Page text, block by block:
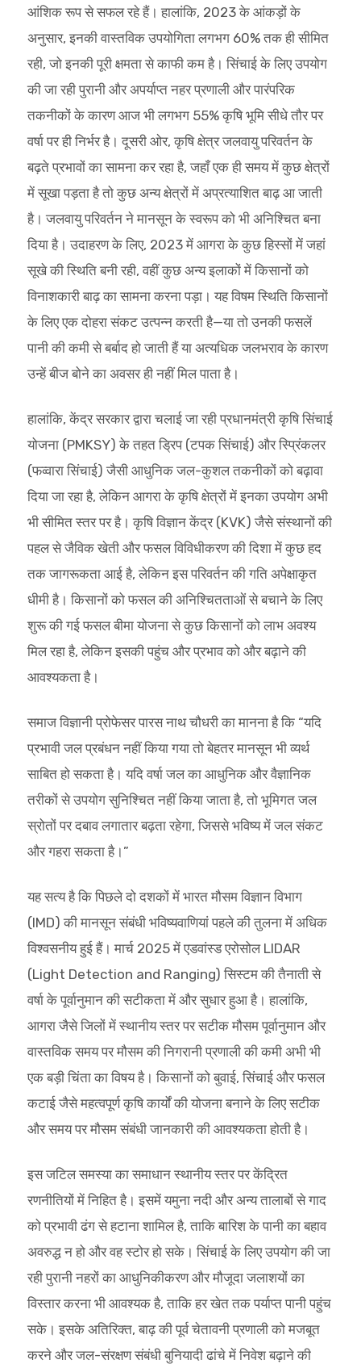
आंशिक रूप से सफल रहे हैं। हालांकि, 2023 के आंकड़ों के
अनुसार, इनकी वास्तविक उपयोगिता लगभग 60% तक ही सीमित
रही, जो इनकी पूरी क्षमता से काफी कम है। सिंचाई के लिए उपयोग
की जा रही पुरानी और अपर्याप्त नहर प्रणाली और पारंपरिक
तकनीकों के कारण आज भी लगभग 55% कृषि भूमि सीधे तौर पर
वर्षा पर ही निर्भर है। दूसरी ओर, कृषि क्षेत्र जलवायु परिवर्तन के
बढ़ते प्रभावों का सामना कर रहा है, जहाँ एक ही समय में कुछ क्षेत्रों
में सूखा पड़ता है तो कुछ अन्य क्षेत्रों में अप्रत्याशित बाढ़ आ जाती
है। जलवायु परिवर्तन ने मानसून के स्वरूप को भी अनिश्चित बना
दिया है। उदाहरण के लिए, 2023 में आगरा के कुछ हिस्सों में जहां
सूखे की स्थिति बनी रही, वहीं कुछ अन्य इलाकों में किसानों को
विनाशकारी बाढ़ का सामना करना पड़ा। यह विषम स्थिति किसानों
के लिए एक दोहरा संकट उत्पन्न करती है—या तो उनकी फसलें
पानी की कमी से बर्बाद हो जाती हैं या अत्यधिक जलभराव के कारण
उन्हें बीज बोने का अवसर ही नहीं मिल पाता है।
हालांकि, केंद्र सरकार द्वारा चलाई जा रही प्रधानमंत्री कृषि सिंचाई
योजना (PMKSY) के तहत ड्रिप (टपक सिंचाई) और स्प्रिंकलर
(फव्वारा सिंचाई) जैसी आधुनिक जल-कुशल तकनीकों को बढ़ावा
दिया जा रहा है, लेकिन आगरा के कृषि क्षेत्रों में इनका उपयोग अभी
भी सीमित स्तर पर है। कृषि विज्ञान केंद्र (KVK) जैसे संस्थानों की
पहल से जैविक खेती और फसल विविधीकरण की दिशा में कुछ हद
तक जागरूकता आई है, लेकिन इस परिवर्तन की गति अपेक्षाकृत
धीमी है। किसानों को फसल की अनिश्चितताओं से बचाने के लिए
शुरू की गई फसल बीमा योजना से कुछ किसानों को लाभ अवश्य
मिल रहा है, लेकिन इसकी पहुंच और प्रभाव को और बढ़ाने की
आवश्यकता है।
समाज विज्ञानी प्रोफेसर पारस नाथ चौधरी का मानना है कि “यदि
प्रभावी जल प्रबंधन नहीं किया गया तो बेहतर मानसून भी व्यर्थ
साबित हो सकता है। यदि वर्षा जल का आधुनिक और वैज्ञानिक
तरीकों से उपयोग सुनिश्चित नहीं किया जाता है, तो भूमिगत जल
स्रोतों पर दबाव लगातार बढ़ता रहेगा, जिससे भविष्य में जल संकट
और गहरा सकता है।”
यह सत्य है कि पिछले दो दशकों में भारत मौसम विज्ञान विभाग
(IMD) की मानसून संबंधी भविष्यवाणियां पहले की तुलना में अधिक
विश्वसनीय हुई हैं। मार्च 2025 में एडवांस्ड एरोसोल LIDAR
(Light Detection and Ranging) सिस्टम की तैनाती से
वर्षा के पूर्वानुमान की सटीकता में और सुधार हुआ है। हालांकि,
आगरा जैसे जिलों में स्थानीय स्तर पर सटीक मौसम पूर्वानुमान और
वास्तविक समय पर मौसम की निगरानी प्रणाली की कमी अभी भी
एक बड़ी चिंता का विषय है। किसानों को बुवाई, सिंचाई और फसल
कटाई जैसे महत्वपूर्ण कृषि कार्यों की योजना बनाने के लिए सटीक
और समय पर मौसम संबंधी जानकारी की आवश्यकता होती है।
इस जटिल समस्या का समाधान स्थानीय स्तर पर केंद्रित
रणनीतियों में निहित है। इसमें यमुना नदी और अन्य तालाबों से गाद
को प्रभावी ढंग से हटाना शामिल है, ताकि बारिश के पानी का बहाव
अवरुद्ध न हो और वह स्टोर हो सके। सिंचाई के लिए उपयोग की जा
रही पुरानी नहरों का आधुनिकीकरण और मौजूदा जलाशयों का
विस्तार करना भी आवश्यक है, ताकि हर खेत तक पर्याप्त पानी पहुंच
सके। इसके अतिरिक्त, बाढ़ की पूर्व चेतावनी प्रणाली को मजबूत
करने और जल-संरक्षण संबंधी बुनियादी ढांचे में निवेश बढ़ाने की